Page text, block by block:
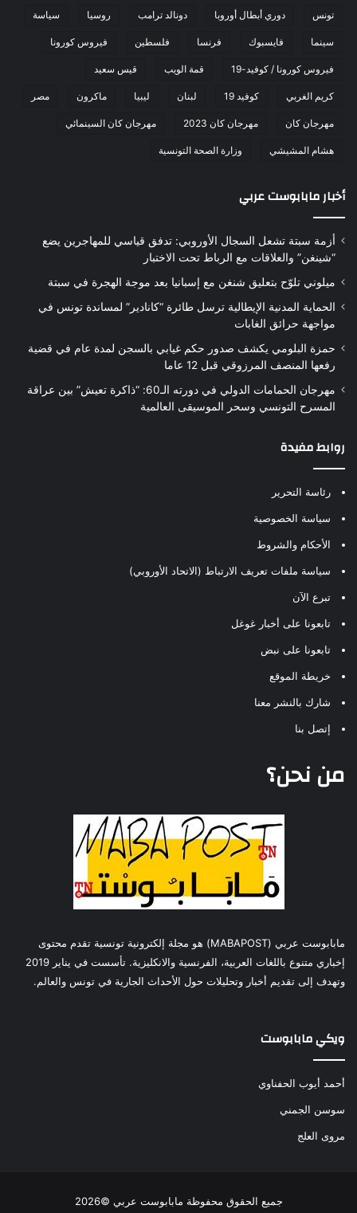
تونس دوري أبطال أوروبا دونالد ترامب روسيا سياسة
سينما فايسبوك فرنسا فلسطين فيروس كورونا
فيروس كورونا / كوفيد-19 قمة الويب قيس سعيد
كريم الغربي كوفيد 19 لبنان ليبيا ماكرون مصر
مهرجان كان مهرجان كان 2023 مهرجان كان السينمائي
هشام المشيشي وزارة الصحة التونسية
أخبار مابابوست عربي
أزمة سبتة تشعل السجال الأوروبي: تدفق قياسي للمهاجرين يضع
“شينغن” والعلاقات مع الرباط تحت الاختبار
ميلوني تلوّح بتعليق شنغن مع إسبانيا بعد موجة الهجرة في سبتة
الحماية المدنية الإيطالية ترسل طائرة “كانادير” لمساندة تونس في
مواجهة حرائق الغابات
حمزة البلومي يكشف صدور حكم غيابي بالسجن لمدة عام في قضية
رفعها المنصف المرزوقي قبل 12 عاما
مهرجان الحمامات الدولي في دورته الـ60: “ذاكرة تعيش” بين عراقة
المسرح التونسي وسحر الموسيقى العالمية
روابط مفيدة
رئاسة التحرير
سياسة الخصوصية
الأحكام والشروط
سياسة ملفات تعريف الارتباط (الاتحاد الأوروبي)
تبرع الآن
تابعونا على أخبار غوغل
تابعونا على نبض
خريطة الموقع
شارك بالنشر معنا
إتصل بنا
من نحن؟
مابابوست عربي (MABAPOST) هو مجلة إلكترونية تونسية تقدم محتوى
إخباري متنوع باللغات العربية، الفرنسية والانكليزية. تأسست في يناير 2019
وتهدف إلى تقديم أخبار وتحليلات حول الأحداث الجارية في تونس والعالم.
ويكي مابابوست
أحمد أيوب الحفناوي
سوسن الجمني
مروى العلج
جميع الحقوق محفوظة مابابوست عربي ©2026